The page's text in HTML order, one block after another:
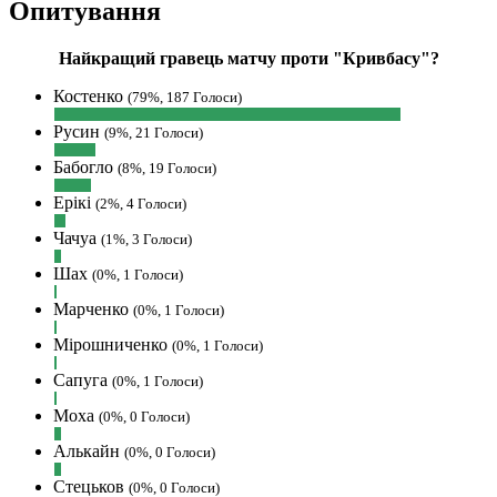
завтра напишу в інстаграм
Hatsyk :SVAT, без проблем
кинув в ТГ
DJGycle :Tamada
Makiavelli :Всім привіт!
Makiavelli :Бачу чат знову живий)
MaRiO :
нема....все йде до чергового провалу
🙁
Hatsyk:Makiavelli, вітаємо на сайті.
активніший з часом)
Hatsyk:Та Кузик ще ок, а
Мельниченко я думаю це для
перспективи, хз хз
SVAT :На завтра планують
трансляцію товарняка з Минаєм
Опитування
Найкращий гравець матчу проти "Кривбасу"?
Костенко (79%, 187 Голоси)
Русин (9%, 21 Голоси)
Бабогло (8%, 19 Голоси)
Ерікі (2%, 4 Голоси)
Чачуа (1%, 3 Голоси)
Шах (0%, 1 Голоси)
Марченко (0%, 1 Голоси)
Мірошниченко (0%, 1 Голоси)
Сапуга (0%, 1 Голоси)
Моха (0%, 0 Голоси)
Алькайн (0%, 0 Голоси)
Стецьков (0%, 0 Голоси)